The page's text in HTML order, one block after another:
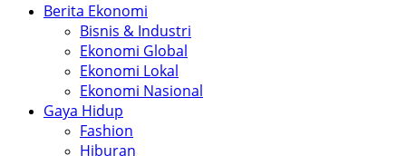
Berita Ekonomi
Bisnis & Industri
Ekonomi Global
Ekonomi Lokal
Ekonomi Nasional
Gaya Hidup
Fashion
Hiburan